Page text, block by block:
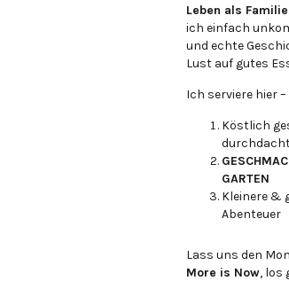
Leben als Familie
ich einfach
und echte
Lust auf gutes
Ich serviere hier –
Köstlich
GARTEN
Kleinere &
Abenteuer
Lass uns den
More is Now, los